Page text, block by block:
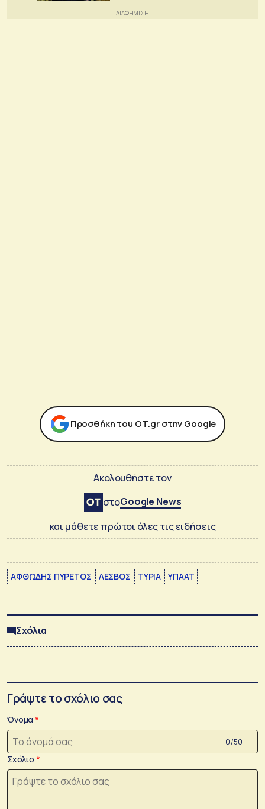
Προσθήκη του ΟΤ.gr στην Google
Ακολουθήστε τον
στοGoogle News
και μάθετε πρώτοι όλες τις ειδήσεις
ΑΦΘΩΔΗΣ ΠΥΡΕΤΟΣ ΛΕΣΒΟΣ ΤΥΡΙΑ ΥΠΑΑΤ
Σχόλια
Γράψτε το σχόλιο σας
Όνομα
0 /50
Σχόλιο